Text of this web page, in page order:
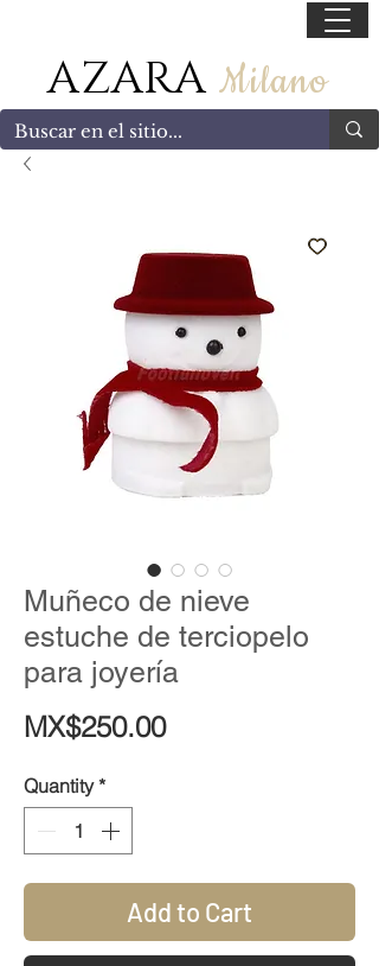
AZARA Milano
Muñeco de nieve
estuche de terciopelo
para joyería
MX$250.00Price
Quantity *
Add to Cart